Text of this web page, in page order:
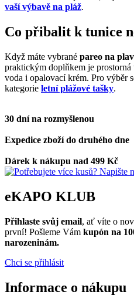
vaší výbavě na pláž.
Co přibalit k tunice
Když máte vybrané pareo na
praktickým doplňkem je prostorná
voda i opalovací krém. Pro výběr
kategorie letní plážové tašky.
30 dní na rozmyšlenou
Expedice zboží do druhého dne
Dárek k nákupu nad 499 Kč
eKAPO KLUB
Přihlaste svůj email, ať víte o
první! Pošleme Vám kupón na
narozeninám.
Chci se přihlásit
Informace o nákupu